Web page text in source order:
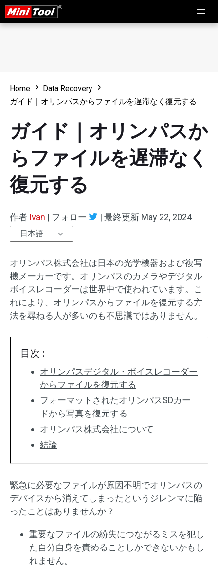
Home
Data Recovery
ガイド｜オリンパスからファイルを遅滞なく復元する
ガイド｜オリンパスか
らファイルを遅滞なく
復元する
作者 Ivan | フォロー | 最終更新 May 22, 2024
日本語
オリンパス株式会社は日本の光学機器および複写
機メーカーです。オリンパスのカメラやデジタル
ボイスレコーダーは世界中で使われています。こ
れにより、オリンパスからファイルを復元する方
法を尋ねる人が多いのも不思議ではありません。
目次 :
オリンパスデジタル・ボイスレコーダー
からファイルを復元する
フォーマットされたオリンパスSDカー
ドから写真を復元する
オリンパス株式会社について
結論
緊急に必要なファイルが原因不明でオリンパスの
デバイスから消えてしまったというジレンマに陥
ったことはありませんか？
重要なファイルの紛失につながるミスを犯し
た自分自身を責めることしかできないかもし
れません。